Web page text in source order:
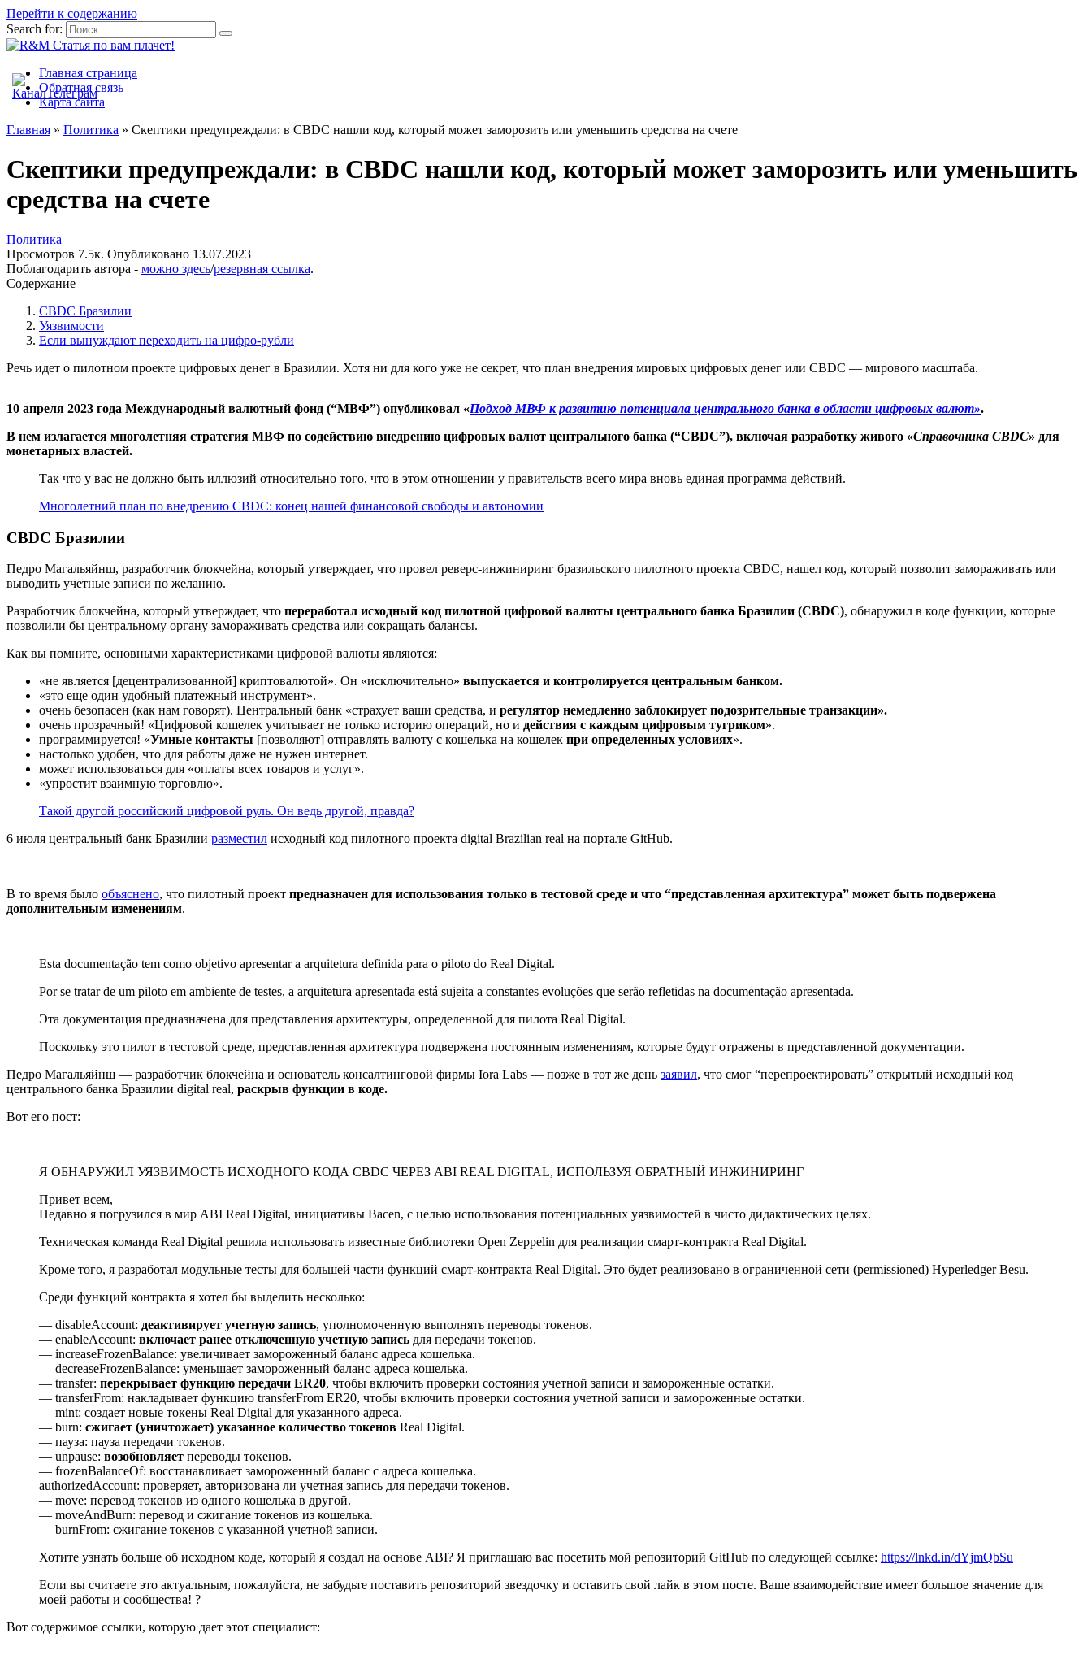
Перейти к содержанию
Search for:
Главная страница
Обратная связь
Карта сайта
Главная » Политика » Скептики предупреждали: в CBDC нашли код, который может заморозить или уменьшить средства на счете
Скептики предупреждали: в CBDC нашли код, который может заморозить или уменьшить
средства на счете
Политика
Просмотров 7.5к. Опубликовано 13.07.2023
Поблагодарить автора - можно здесь/резервная ссылка.
Содержание
CBDC Бразилии
Уязвимости
Если вынуждают переходить на цифро-рубли
Речь идет о пилотном проекте цифровых денег в Бразилии. Хотя ни для кого уже не секрет, что план внедрения мировых цифровых денег или CBDC — мирового масштаба.
10 апреля 2023 года Международный валютный фонд (“МВФ”) опубликовал «Подход МВФ к развитию потенциала центрального банка в области цифровых валют».
В нем излагается многолетняя стратегия МВФ по содействию внедрению цифровых валют центрального банка (“CBDC”), включая разработку живого «Справочника CBDC» для
монетарных властей.
Так что у вас не должно быть иллюзий относительно того, что в этом отношении у правительств всего мира вновь единая программа действий.
Многолетний план по внедрению CBDC: конец нашей финансовой свободы и автономии
CBDC Бразилии
Педро Магальяйнш, разработчик блокчейна, который утверждает, что провел реверс-инжиниринг бразильского пилотного проекта CBDC, нашел код, который позволит замораживать или
выводить учетные записи по желанию.
Разработчик блокчейна, который утверждает, что переработал исходный код пилотной цифровой валюты центрального банка Бразилии (CBDC), обнаружил в коде функции, которые
позволили бы центральному органу замораживать средства или сокращать балансы.
Как вы помните, основными характеристиками цифровой валюты являются:
«не является [децентрализованной] криптовалютой». Он «исключительно» выпускается и контролируется центральным банком.
«это еще один удобный платежный инструмент».
очень безопасен (как нам говорят). Центральный банк «страхует ваши средства, и регулятор немедленно заблокирует подозрительные транзакции».
очень прозрачный! «Цифровой кошелек учитывает не только историю операций, но и действия с каждым цифровым тугриком».
программируется! «Умные контакты [позволяют] отправлять валюту с кошелька на кошелек при определенных условиях».
настолько удобен, что для работы даже не нужен интернет.
может использоваться для «оплаты всех товаров и услуг».
«упростит взаимную торговлю».
Такой другой российский цифровой руль. Он ведь другой, правда?
6 июля центральный банк Бразилии разместил исходный код пилотного проекта digital Brazilian real на портале GitHub.
В то время было объяснено, что пилотный проект предназначен для использования только в тестовой среде и что “представленная архитектура” может быть подвержена
дополнительным изменениям.
Esta documentação tem como objetivo apresentar a arquitetura definida para o piloto do Real Digital.
Por se tratar de um piloto em ambiente de testes, a arquitetura apresentada está sujeita a constantes evoluções que serão refletidas na documentação apresentada.
Эта документация предназначена для представления архитектуры, определенной для пилота Real Digital.
Поскольку это пилот в тестовой среде, представленная архитектура подвержена постоянным изменениям, которые будут отражены в представленной документации.
Педро Магальяйнш — разработчик блокчейна и основатель консалтинговой фирмы Iora Labs — позже в тот же день заявил, что смог “перепроектировать” открытый исходный код
центрального банка Бразилии digital real, раскрыв функции в коде.
Вот его пост:
Я ОБНАРУЖИЛ УЯЗВИМОСТЬ ИСХОДНОГО КОДА CBDC ЧЕРЕЗ ABI REAL DIGITAL, ИСПОЛЬЗУЯ ОБРАТНЫЙ ИНЖИНИРИНГ
Привет всем,
Недавно я погрузился в мир ABI Real Digital, инициативы Bacen, с целью использования потенциальных уязвимостей в чисто дидактических целях.
Техническая команда Real Digital решила использовать известные библиотеки Open Zeppelin для реализации смарт-контракта Real Digital.
Кроме того, я разработал модульные тесты для большей части функций смарт-контракта Real Digital. Это будет реализовано в ограниченной сети (permissioned) Hyperledger Besu.
Среди функций контракта я хотел бы выделить несколько:
— disableAccount: деактивирует учетную запись, уполномоченную выполнять переводы токенов.
— enableAccount: включает ранее отключенную учетную запись для передачи токенов.
— increaseFrozenBalance: увеличивает замороженный баланс адреса кошелька.
— decreaseFrozenBalance: уменьшает замороженный баланс адреса кошелька.
— transfer: перекрывает функцию передачи ER20, чтобы включить проверки состояния учетной записи и замороженные остатки.
— transferFrom: накладывает функцию transferFrom ER20, чтобы включить проверки состояния учетной записи и замороженные остатки.
— mint: создает новые токены Real Digital для указанного адреса.
— burn: сжигает (уничтожает) указанное количество токенов Real Digital.
— пауза: пауза передачи токенов.
— unpause: возобновляет переводы токенов.
— frozenBalanceOf: восстанавливает замороженный баланс с адреса кошелька.
authorizedAccount: проверяет, авторизована ли учетная запись для передачи токенов.
— move: перевод токенов из одного кошелька в другой.
— moveAndBurn: перевод и сжигание токенов из кошелька.
— burnFrom: сжигание токенов с указанной учетной записи.
Хотите узнать больше об исходном коде, который я создал на основе ABI? Я приглашаю вас посетить мой репозиторий GitHub по следующей ссылке: https://lnkd.in/dYjmQbSu
Если вы считаете это актуальным, пожалуйста, не забудьте поставить репозиторий звездочку и оставить свой лайк в этом посте. Ваше взаимодействие имеет большое значение для
моей работы и сообщества! ?
Вот содержимое ссылки, которую дает этот специалист: